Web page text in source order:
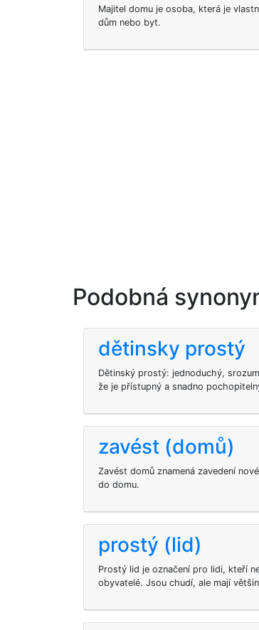
Majitel domu je osoba, která je
dům nebo byt.
Podobná
dětinsky prostý
Dětinský prostý: jednoduchý,
že je přístupný a snadno
zavést (domů)
Zavést domů znamená zavedení
do domu.
prostý (lid)
Prostý lid je označení pro lidi, kteří
obyvatelé. Jsou chudí, ale mají